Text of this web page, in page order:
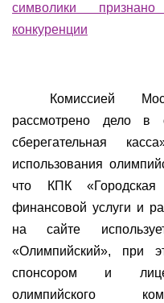
символики
конкуренции
Комиссией
рассмотрено дело в
сберегательная
использования
что КПК «Городская
финансовой услуги и
на сайте
«Олимпийский», при
спонсором и
олимпийского